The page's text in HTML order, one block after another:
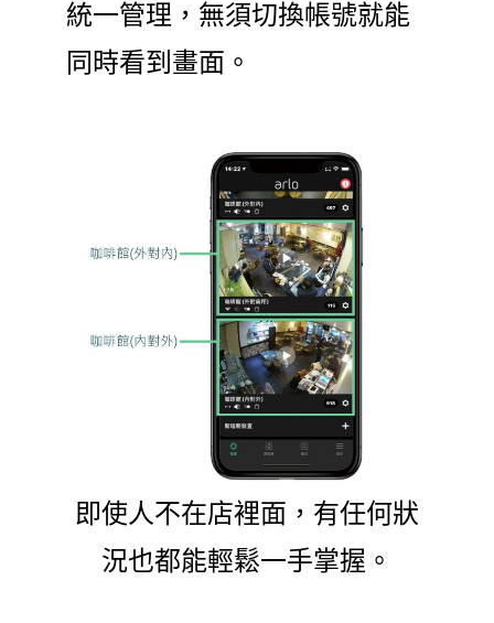
統一管理，無須切換帳號就能
同時看到畫面。
即使人不在店裡面，有任何狀
況也都能輕鬆一手掌握。